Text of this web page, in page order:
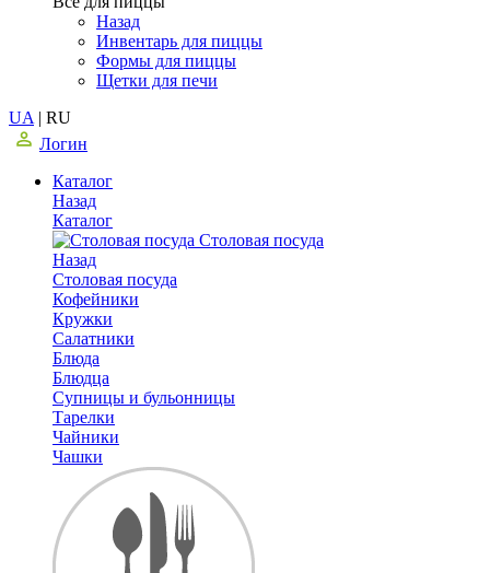
Назад
Инвентарь для пиццы
Формы для пиццы
Щетки для печи
UA | RU
Логин
Каталог
Назад
Каталог
Столовая посуда
Назад
Столовая посуда
Кофейники
Кружки
Салатники
Блюда
Блюдца
Супницы и бульонницы
Тарелки
Чайники
Чашки